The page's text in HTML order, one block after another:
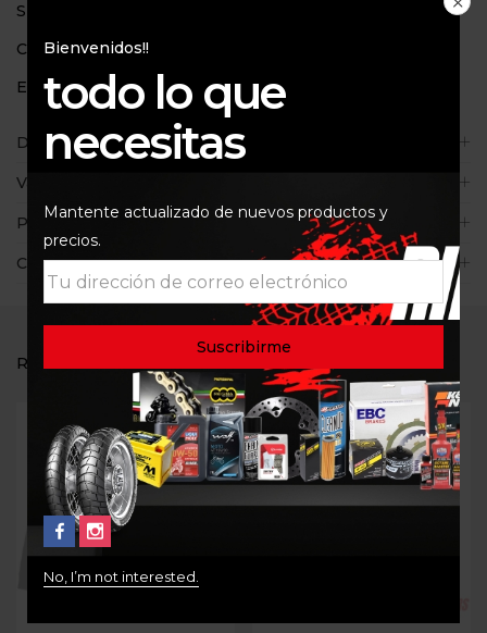
SKU:
Categoría: Pantalones
Etiqueta: Alpinestar
Descripción
Valoraciones (0)
Políticas de la tienda
Consultas
RELATED PRODUCTS
Out Of Stock Out Of Stock
Bienvenidos!!
todo lo que
necesitas
Mantente actualizado de nuevos productos y
precios.
No, I’m not interested.